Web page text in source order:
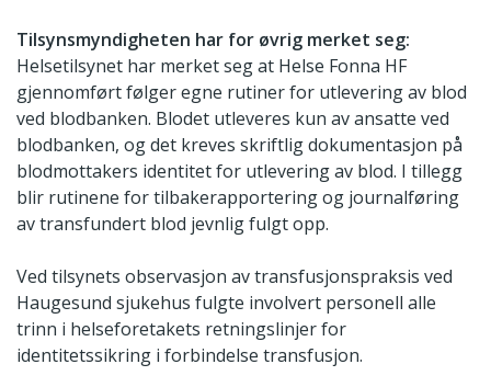
Tilsynsmyndigheten har for øvrig merket seg:
Helsetilsynet har merket seg at Helse Fonna HF
gjennomført følger egne rutiner for utlevering av blod
ved blodbanken. Blodet utleveres kun av ansatte ved
blodbanken, og det kreves skriftlig dokumentasjon på
blodmottakers identitet for utlevering av blod. I tillegg
blir rutinene for tilbakerapportering og journalføring
av transfundert blod jevnlig fulgt opp.
Ved tilsynets observasjon av transfusjonspraksis ved
Haugesund sjukehus fulgte involvert personell alle
trinn i helseforetakets retningslinjer for
identitetssikring i forbindelse transfusjon.